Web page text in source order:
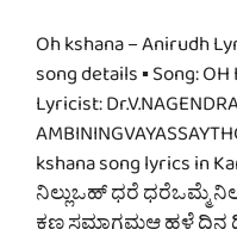
Oh kshana – Anirudh
song details ▪ Song:
Lyricist:
kshana song lyrics in
ನಿಲ್ಲುಒಹ್ ಧರೆ ಧರೆಒಮ್ಮೆ